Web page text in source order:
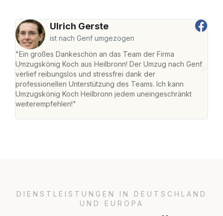
Ulrich Gerste
ist nach Genf umgezogen
"Ein großes Dankeschön an das Team der Firma
Umzugskönig Koch aus Heilbronn! Der Umzug nach Genf
verlief reibungslos und stressfrei dank der
professionellen Unterstützung des Teams. Ich kann
Umzugskönig Koch Heilbronn jedem uneingeschränkt
weiterempfehlen!"
DIENSTLEISTUNGEN IN DEUTSCHLAND
UND EUROPA